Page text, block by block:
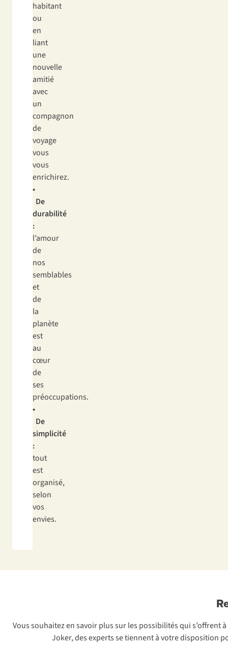
habitant
ou
en
liant
une
nouvelle
amitié
avec
un
compagnon
de
voyage
vous
vous
enrichirez.
•
De
durabilité
:
l’amour
de
nos
semblables
et
de
la
planète
est
au
cœur
de
ses
préoccupations.
•
De
simplicité
:
tout
est
organisé,
selon
vos
envies.
Vous souhaitez en savoir plus sur les possibilités qui s’offrent
Joker, des experts se tiennent à votre disposition